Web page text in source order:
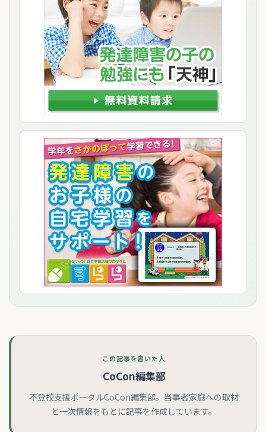
この記事を書いた人
CoCon編集部
不登校支援ポータルCoCon編集部。当事者家庭への取材
と一次情報をもとに記事を作成しています。